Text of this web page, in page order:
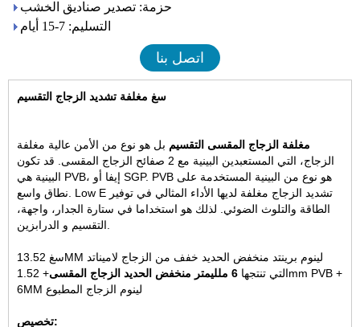
حزمة: تصدير صناديق الخشب
التسليم: 7-15 أيام
اتصل بنا
سغ مغلفة تشديد الزجاج التقسيم
مغلفة الزجاج المقسى التقسيم بل هو نوع من الأمن عالية مغلفة
الزجاج، التي المستعبدين البينية مع 2 صفائح الزجاج المقسى. قد تكون
البينية هي PVB، إيفا أو SGP. PVB هو نوع من البينية المستخدمة على
نطاق واسع. Low E تشديد الزجاج مغلفة لديها الأداء المثالي في توفير
الطاقة والتلوث الضوئي. لذلك هو استخداما في ستارة الجدار، واجهة،
التقسيم و الدرابزين.
سغ 13.52MM لينوم برينتد منخفض الحديد خفف من الزجاج لاميناتد
التي تنتجها 6 ملليمتر منخفض الحديد الزجاج المقسى
+ 1.52mm PVB +
6MM لينوم الزجاج المطبوع
تخصيص: